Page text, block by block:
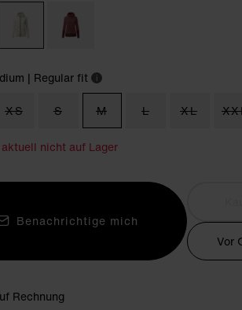
| Regular fit i
XS S M L XL
aktuell nicht auf Lager
Benachrichtige mich
Vor
Rechnung